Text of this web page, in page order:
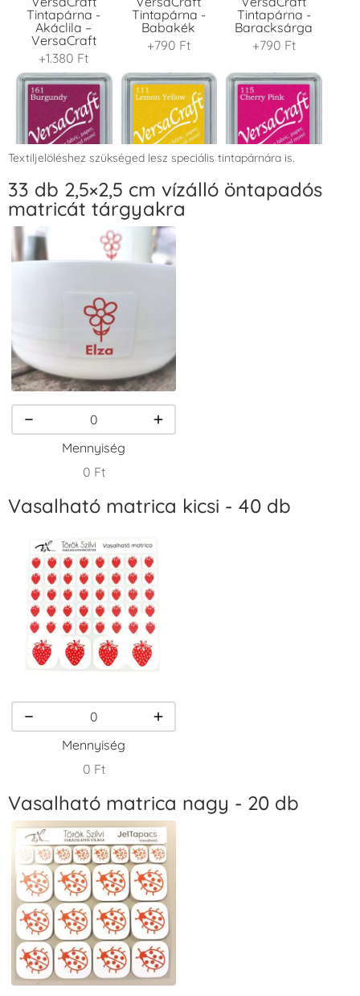
Tintapárna -
Akáclila –
VersaCraft
+1.380 Ft
Tintapárna -
Babakék
+790 Ft
Tintapárna -
Baracksárga
+790 Ft
VersaCraft
Tintapárna -
Bordó
+1.380 Ft
VersaCraft
Tintapárna -
Citromsárga
+1.380 Ft
VersaCraft
Tintapárna -
VersaCraft
Tintapárna -
Csokibarna
+1.380 Ft
VersaCraft
Tintapárna -
Erdőzöld
+790 Ft
VersaCraft
Fekete
+1.380 Ft
VersaCraft
Fenyőzöld
+1.380 Ft
VersaCraft
Tintapárna -
Homokbarna
+1.380 Ft
Tintapárna -
Kiwizöld
+1.380 Ft
VersaCraft
Tintapárna -
Orgonalila
+1.380 Ft
VersaCraft
Tintapárna -
Pipacspiros
+1.380 Ft
Textiljelöléshez szükséged lesz speciális tintapárnára is.
33 db 2,5×2,5 cm vízálló öntapadós
matricát tárgyakra
Mennyiség
0 Ft
Vasalható matrica kicsi - 40 db
Mennyiség
0 Ft
Vasalható matrica nagy - 20 db